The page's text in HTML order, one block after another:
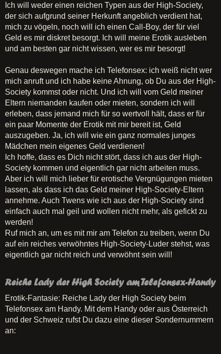
Ich will weder einen reichen Typen aus der High-Society,
der sich aufgrund seiner Herkunft angeblich verdient hat,
mich zu vögeln, noch will ich einen Call-Boy, der für viel
Geld es mir diskret besorgt. Ich will meine Erotik ausleben
und am besten gar nicht wissen, wer es mir besorgt!
Genau deswegen mache ich Telefonsex: ich weiß nicht wer
mich anruft und ich habe keine Ahnung, ob Du aus der High-
Society kommst oder nicht. Und ich will vom Geld meiner
Eltern niemanden kaufen oder mieten, sondern ich will
erleben, dass jemand mich für so wertvoll hält, dass er für
ein paar Momente der Erotik mit mir bereit ist, Geld
auszugeben. Ja, ich will wie ein ganz normales junges
Mädchen mein eigenes Geld verdienen!
Ich hoffe, dass es Dich nicht stört, dass ich aus der High-
Society kommen und eigentlich gar nicht arbeiten muss.
Aber ich will mich lieber für erotische Vergnügungen mieten
lassen, als dass ich das Geld meiner High-Society-Eltern
annehme. Auch Twens wie ich aus der High-Society sind
einfach auch mal geil und wollen nicht mehr, als gefickt zu
werden!
Ruf mich an, um es mit mir am Telefon zu treiben, wenn Du
auf ein reiches verwöhntes High-Society-Luder stehst, was
eigentlich gar nicht reich und verwöhnt sein will!
Reiche Lady der High Society am Telefonsex-Handy
Erotik-Fantasie: Reiche Lady der High Society beim
Telefonsex am Handy. Mit dem Handy oder aus Österreich
und der Schweiz rufst Du dazu eine dieser Sondernummern
an: